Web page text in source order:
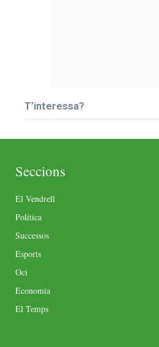
T’interessa?
Seccions
El Vendrell
Política
Successos
Esports
Oci
Economia
El Temps